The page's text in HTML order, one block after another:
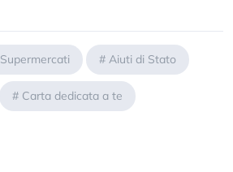
Supermercati # Aiuti di Stato
# Carta dedicata a te